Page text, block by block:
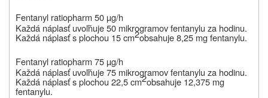
Fentanyl ratiopharm 50 µg/h
Každá náplasť uvoľňuje 50 mikrogramov fentanylu za hodinu.
Každá náplasť s plochou 15 cm2obsahuje 8,25 mg fentanylu.
Fentanyl ratiopharm 75 µg/h
Každá náplasť uvoľňuje 75 mikrogramov fentanylu za hodinu.
Každá náplasť s plochou 22,5 cm2obsahuje 12,375 mg
fentanylu.